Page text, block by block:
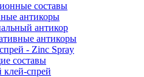
составы
антикоры
антикор
антикоры
- Zinc Spray
составы
спрей